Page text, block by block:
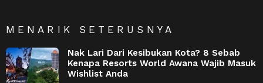
MENARIK SETERUSNYA
Nak Lari Dari Kesibukan Kota? 8 Sebab
Kenapa Resorts World Awana Wajib Masuk
Wishlist Anda